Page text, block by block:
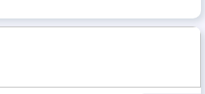
et attractive.
formation s’adapte